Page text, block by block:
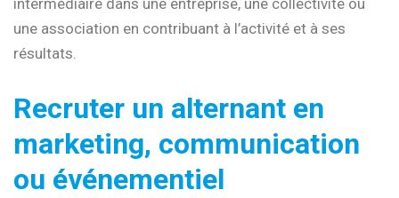
intermédiaire dans une entreprise, une collectivité ou
une association en contribuant à l’activité et à ses
résultats.
Recruter un alternant en
marketing, communication
ou événementiel